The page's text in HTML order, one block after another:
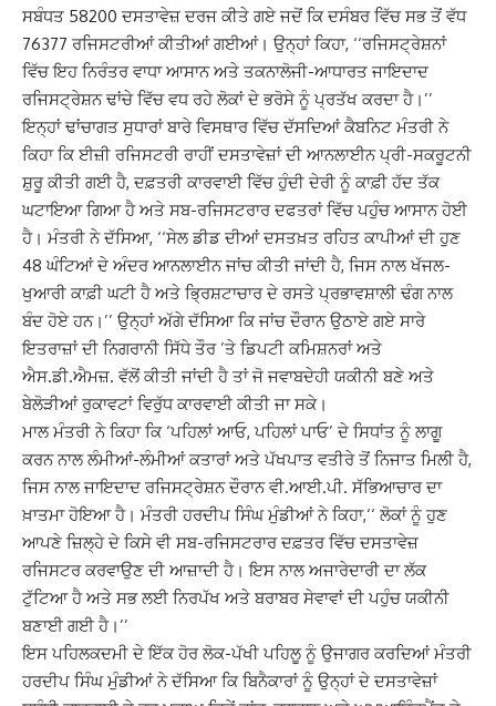
ਸਬੰਧਤ 58200 ਦਸਤਾਵੇਜ਼ ਦਰਜ ਕੀਤੇ ਗਏ ਜਦੋਂ ਕਿ ਦਸੰਬਰ ਵਿੱਚ ਸਭ ਤੋਂ ਵੱਧ
76377 ਰਜਿਸਟਰੀਆਂ ਕੀਤੀਆਂ ਗਈਆਂ। ਉਨ੍ਹਾਂ ਕਿਹਾ, ‘‘ਰਜਿਸਟ੍ਰੇਸ਼ਨਾਂ
ਵਿੱਚ ਇਹ ਨਿਰੰਤਰ ਵਾਧਾ ਆਸਾਨ ਅਤੇ ਤਕਨਾਲੋਜੀ-ਆਧਾਰਤ ਜਾਇਦਾਦ
ਰਜਿਸਟ੍ਰੇਸ਼ਨ ਢਾਂਚੇ ਵਿੱਚ ਵਧ ਰਹੇ ਲੋਕਾਂ ਦੇ ਭਰੋਸੇ ਨੂੰ ਪ੍ਰਤੱਖ ਕਰਦਾ ਹੈ।’’
ਇਨ੍ਹਾਂ ਢਾਂਚਾਗਤ ਸੁਧਾਰਾਂ ਬਾਰੇ ਵਿਸਥਾਰ ਵਿੱਚ ਦੱਸਦਿਆਂ ਕੈਬਨਿਟ ਮੰਤਰੀ ਨੇ
ਕਿਹਾ ਕਿ ਈਜ਼ੀ ਰਜਿਸਟਰੀ ਰਾਹੀਂ ਦਸਤਾਵੇਜ਼ਾਂ ਦੀ ਆਨਲਾਈਨ ਪ੍ਰੀ-ਸਕਰੂਟਨੀ
ਸ਼ੁਰੂ ਕੀਤੀ ਗਈ ਹੈ, ਦਫ਼ਤਰੀ ਕਾਰਵਾਈ ਵਿੱਚ ਹੁੰਦੀ ਦੇਰੀ ਨੂੰ ਕਾਫ਼ੀ ਹੱਦ ਤੱਕ
ਘਟਾਇਆ ਗਿਆ ਹੈ ਅਤੇ ਸਬ-ਰਜਿਸਟਰਾਰ ਦਫਤਰਾਂ ਵਿੱਚ ਪਹੁੰਚ ਆਸਾਨ ਹੋਈ
ਹੈ। ਮੰਤਰੀ ਨੇ ਦੱਸਿਆ, ‘‘ਸੇਲ ਡੀਡ ਦੀਆਂ ਦਸਤਖ਼ਤ ਰਹਿਤ ਕਾਪੀਆਂ ਦੀ ਹੁਣ
48 ਘੰਟਿਆਂ ਦੇ ਅੰਦਰ ਆਨਲਾਈਨ ਜਾਂਚ ਕੀਤੀ ਜਾਂਦੀ ਹੈ, ਜਿਸ ਨਾਲ ਖੱਜਲ-
ਖੁਆਰੀ ਕਾਫ਼ੀ ਘਟੀ ਹੈ ਅਤੇ ਭ੍ਰਿਸ਼ਟਾਚਾਰ ਦੇ ਰਸਤੇ ਪ੍ਰਭਾਵਸ਼ਾਲੀ ਢੰਗ ਨਾਲ
ਬੰਦ ਹੋਏ ਹਨ।’’ ਉਨ੍ਹਾਂ ਅੱਗੇ ਦੱਸਿਆ ਕਿ ਜਾਂਚ ਦੌਰਾਨ ਉਠਾਏ ਗਏ ਸਾਰੇ
ਇਤਰਾਜ਼ਾਂ ਦੀ ਨਿਗਰਾਨੀ ਸਿੱਧੇ ਤੌਰ ’ਤੇ ਡਿਪਟੀ ਕਮਿਸ਼ਨਰਾਂ ਅਤੇ
ਐਸ.ਡੀ.ਐਮਜ਼. ਵੱਲੋਂ ਕੀਤੀ ਜਾਂਦੀ ਹੈ ਤਾਂ ਜੋ ਜਵਾਬਦੇਹੀ ਯਕੀਨੀ ਬਣੇ ਅਤੇ
ਬੇਲੋੜੀਆਂ ਰੁਕਾਵਟਾਂ ਵਿਰੁੱਧ ਕਾਰਵਾਈ ਕੀਤੀ ਜਾ ਸਕੇ।
ਮਾਲ ਮੰਤਰੀ ਨੇ ਕਿਹਾ ਕਿ ‘ਪਹਿਲਾਂ ਆਓ, ਪਹਿਲਾਂ ਪਾਓ’ ਦੇ ਸਿਧਾਂਤ ਨੂੰ ਲਾਗੂ
ਕਰਨ ਨਾਲ ਲੰਮੀਆਂ-ਲੰਮੀਆਂ ਕਤਾਰਾਂ ਅਤੇ ਪੱਖਪਾਤ ਵਤੀਰੇ ਤੋਂ ਨਿਜਾਤ ਮਿਲੀ ਹੈ,
ਜਿਸ ਨਾਲ ਜਾਇਦਾਦ ਰਜਿਸਟ੍ਰੇਸ਼ਨ ਦੌਰਾਨ ਵੀ.ਆਈ.ਪੀ. ਸੱਭਿਆਚਾਰ ਦਾ
ਖ਼ਾਤਮਾ ਹੋਇਆ ਹੈ। ਮੰਤਰੀ ਹਰਦੀਪ ਸਿੰਘ ਮੁੰਡੀਆਂ ਨੇ ਕਿਹਾ,‘‘ ਲੋਕਾਂ ਨੂੰ ਹੁਣ
ਆਪਣੇ ਜ਼ਿਲ੍ਹੇ ਦੇ ਕਿਸੇ ਵੀ ਸਬ-ਰਜਿਸਟਰਾਰ ਦਫ਼ਤਰ ਵਿੱਚ ਦਸਤਾਵੇਜ਼
ਰਜਿਸਟਰ ਕਰਵਾਉਣ ਦੀ ਆਜ਼ਾਦੀ ਹੈ। ਇਸ ਨਾਲ ਅਜਾਰੇਦਾਰੀ ਦਾ ਲੱਕ
ਟੁੱਟਿਆ ਹੈ ਅਤੇ ਸਭ ਲਈ ਨਿਰਪੱਖ ਅਤੇ ਬਰਾਬਰ ਸੇਵਾਵਾਂ ਦੀ ਪਹੁੰਚ ਯਕੀਨੀ
ਬਣਾਈ ਗਈ ਹੈ।’’
ਇਸ ਪਹਿਲਕਦਮੀ ਦੇ ਇੱਕ ਹੋਰ ਲੋਕ-ਪੱਖੀ ਪਹਿਲੂ ਨੂੰ ਉਜਾਗਰ ਕਰਦਿਆਂ ਮੰਤਰੀ
ਹਰਦੀਪ ਸਿੰਘ ਮੁੰਡੀਆਂ ਨੇ ਦੱਸਿਆ ਕਿ ਬਿਨੈਕਾਰਾਂ ਨੂੰ ਉਨ੍ਹਾਂ ਦੇ ਦਸਤਾਵੇਜ਼ਾਂ